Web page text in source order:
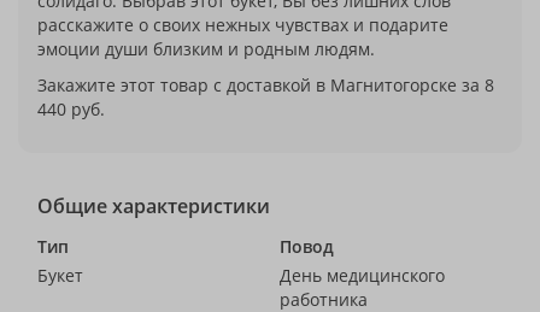
расскажите о своих нежных чувствах и подарите
эмоции души близким и родным людям.
Закажите этот товар с доставкой в Магнитогорске за 8
440 руб.
Общие характеристики
Тип
Букет
Повод
День медицинского
работника